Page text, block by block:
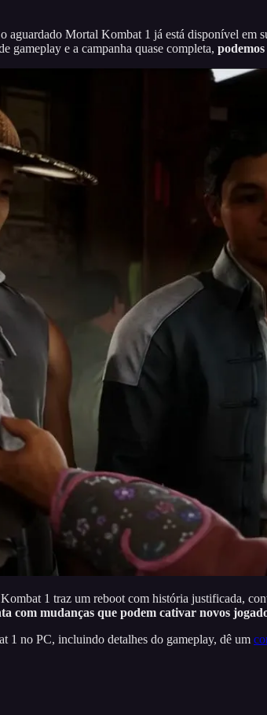
aguardado Mortal Kombat 1 já está disponível em
gameplay e a campanha quase completa,
1 traz um reboot com história justificada,
com mudanças que podem cativar novos
1 no PC, incluindo detalhes do gameplay, dê um